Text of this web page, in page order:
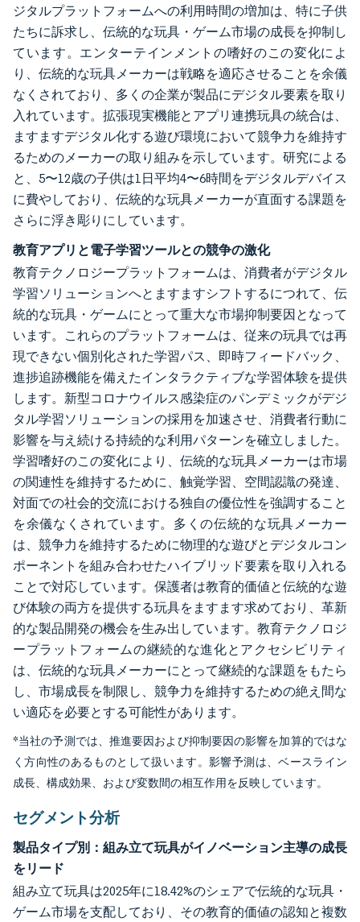
ジタルプラットフォームへの利用時間の増加は、特に子供
たちに訴求し、伝統的な玩具・ゲーム市場の成長を抑制し
ています。エンターテインメントの嗜好のこの変化によ
り、伝統的な玩具メーカーは戦略を適応させることを余儀
なくされており、多くの企業が製品にデジタル要素を取り
入れています。拡張現実機能とアプリ連携玩具の統合は、
ますますデジタル化する遊び環境において競争力を維持す
るためのメーカーの取り組みを示しています。研究による
と、5〜12歳の子供は1日平均4〜6時間をデジタルデバイス
に費やしており、伝統的な玩具メーカーが直面する課題を
さらに浮き彫りにしています。
教育アプリと電子学習ツールとの競争の激化
教育テクノロジープラットフォームは、消費者がデジタル
学習ソリューションへとますますシフトするにつれて、伝
統的な玩具・ゲームにとって重大な市場抑制要因となって
います。これらのプラットフォームは、従来の玩具では再
現できない個別化された学習パス、即時フィードバック、
進捗追跡機能を備えたインタラクティブな学習体験を提供
します。新型コロナウイルス感染症のパンデミックがデジ
タル学習ソリューションの採用を加速させ、消費者行動に
影響を与え続ける持続的な利用パターンを確立しました。
学習嗜好のこの変化により、伝統的な玩具メーカーは市場
の関連性を維持するために、触覚学習、空間認識の発達、
対面での社会的交流における独自の優位性を強調すること
を余儀なくされています。多くの伝統的な玩具メーカー
は、競争力を維持するために物理的な遊びとデジタルコン
ポーネントを組み合わせたハイブリッド要素を取り入れる
ことで対応しています。保護者は教育的価値と伝統的な遊
び体験の両方を提供する玩具をますます求めており、革新
的な製品開発の機会を生み出しています。教育テクノロジ
ープラットフォームの継続的な進化とアクセシビリティ
は、伝統的な玩具メーカーにとって継続的な課題をもたら
し、市場成長を制限し、競争力を維持するための絶え間な
い適応を必要とする可能性があります。
*当社の予測では、推進要因および抑制要因の影響を加算的ではな
く方向性のあるものとして扱います。影響予測は、ベースライン
成長、構成効果、および変数間の相互作用を反映しています。
セグメント分析
製品タイプ別：組み立て玩具がイノベーション主導の成長
をリード
組み立て玩具は2025年に18.42%のシェアで伝統的な玩具・
ゲーム市場を支配しており、その教育的価値の認知と複数